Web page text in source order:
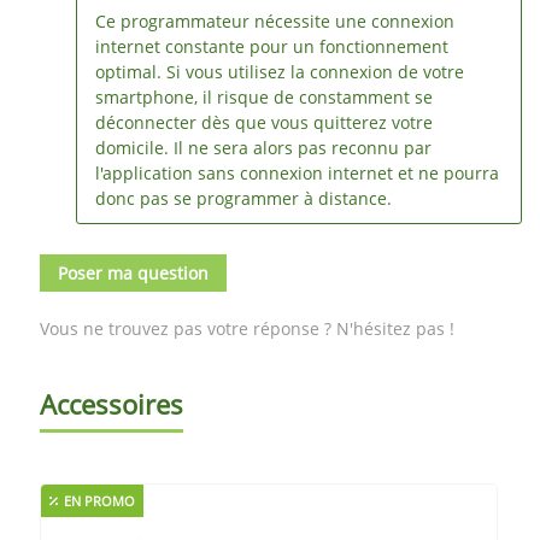
Ce programmateur nécessite une connexion
internet constante pour un fonctionnement
optimal. Si vous utilisez la connexion de votre
smartphone, il risque de constamment se
déconnecter dès que vous quitterez votre
domicile. Il ne sera alors pas reconnu par
l'application sans connexion internet et ne pourra
donc pas se programmer à distance.
Poser ma question
Vous ne trouvez pas votre réponse ? N'hésitez pas !
Accessoires
EN PROMO